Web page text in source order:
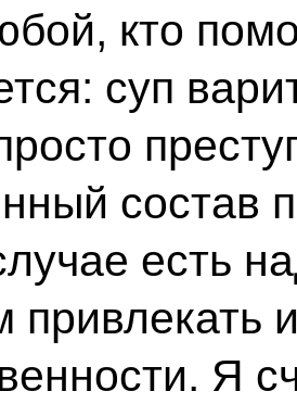
кто
суп
состав
есть
привлекать
Я